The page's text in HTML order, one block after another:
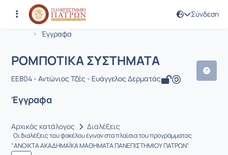
Σύνδεση
Αρχική Σελίδα
Έγγραφα
Μάθημα : ΡΟΜΠΟΤΙΚΑ ΣΥΣΤΗΜΑΤΑ
Κωδικός : EE804
ΡΟΜΠΟΤΙΚΑ ΣΥΣΤΗΜΑΤΑ
EE804 - Αντώνιος Τζές - Ευάγγελος Δερματάς
Έγγραφα
Αρχικός κατάλογος Διαλέξεις
Οι διαλέξεις του φακέλου έγιναν στα πλαίσια του προγράμματος
"ΑΝΟΙΚΤΑ AΚΑΔΗΜΑΪΚΑ ΜΑΘΗΜΑΤΑ ΠΑΝΕΠΙΣΤΗΜΙΟΥ ΠΑΤΡΩΝ"